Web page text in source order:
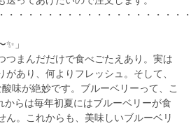
・・・・・・・・・・・・・・・・・・
」
つまんだだけで食べごたえあり。実は
あり、何よりフレッシュ。そして、
味が絶妙です。ブルーベリーって、こ
からは毎年初夏にはブルーベリーが食
ん。これからも、美味しいブルーベリ